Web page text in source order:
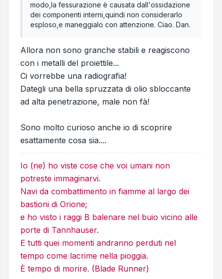
modo,la fessurazione è causata dall'ossidazione
dei componenti interni,quindi non considerarlo
esploso,e maneggialo con attenzione. Ciao. Dan.
Allora non sono granche stabili e reagiscono
con i metalli del proiettile...
Ci vorrebbe una radiografia!
Dategli una bella spruzzata di olio sbloccante
ad alta penetrazione, male non fà!
Sono molto curioso anche io di scoprire
esattamente cosa sia....
Io (ne) ho viste cose che voi umani non
potreste immaginarvi.
Navi da combattimento in fiamme al largo dei
bastioni di Orione;
e ho visto i raggi B balenare nel buio vicino alle
porte di Tannhauser.
E tutti quei momenti andranno perduti nel
tempo come lacrime nella pioggia.
È tempo di morire. (Blade Runner)